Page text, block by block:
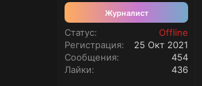
Журналист
Статус
Offline
Регистрация
25 Окт 2021
Сообщения
454
Лайки
436